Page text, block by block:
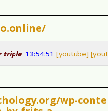
triple 13:54:51 [youtube]
wp-